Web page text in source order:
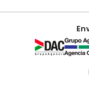
entradas